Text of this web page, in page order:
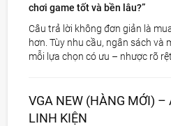
chơi game tốt và bền lâu?”
Câu trả lời không đơn giản là
hơn. Tùy nhu cầu, ngân sách và
mỗi lựa chọn có ưu – nhược rõ rệt.
VGA NEW (HÀNG MỚI) –
LINH KIỆN